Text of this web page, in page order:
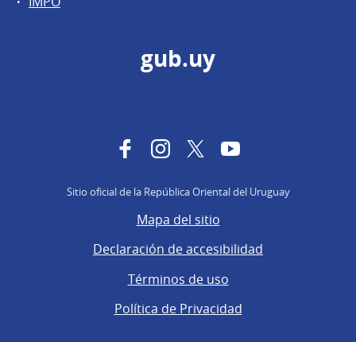
gub.uy
FacebookInstagram
TwitterYouTube
Sitio oficial de la República Oriental del Uruguay
Mapa del sitio
Declaración de accesibilidad
Términos de uso
Política de Privacidad